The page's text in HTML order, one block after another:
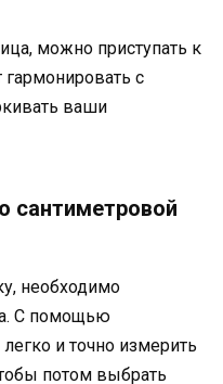
можно приступать к
с
ваши
необходимо
С помощью
и точно измерить
потом выбрать